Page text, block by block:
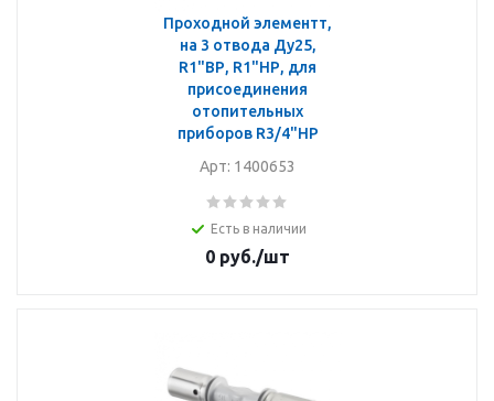
Проходной элементт,
на 3 отвода Ду25,
R1"ВР, R1"НР, для
присоединения
отопительных
приборов R3/4"НР
Арт: 1400653
Есть в наличии
0 руб./шт